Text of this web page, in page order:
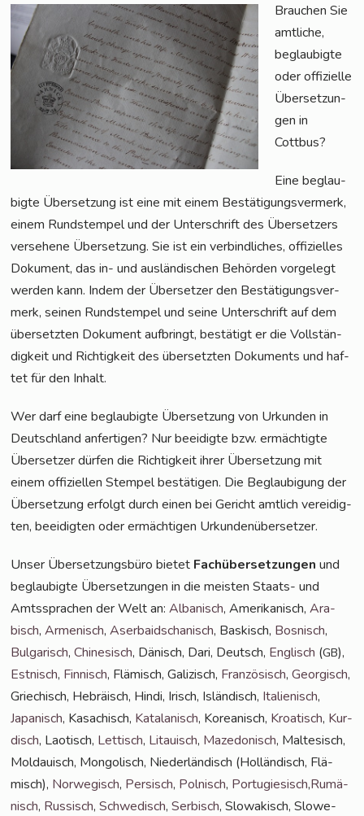
Brau­chen Sie
amt­li­che,
beglau­big­te
oder offi­zi­el­le
Über­set­zun­
gen in
Cottbus?
Eine beglau­
big­te Über­set­zung ist eine mit einem Bestä­ti­gungs­ver­merk,
einem Rund­s­tem­pel und der Unter­schrift des Über­set­zers
ver­se­he­ne Über­set­zung. Sie ist ein ver­bind­li­ches, offi­zi­el­les
Doku­ment, das in- und aus­län­di­schen Behör­den vor­ge­legt
wer­den kann. Indem der Über­set­zer den Bestä­ti­gungs­ver­
merk, sei­nen Rund­s­tem­pel und sei­ne Unter­schrift auf dem
über­setz­ten Doku­ment auf­bringt, bestä­tigt er die Voll­stän­
dig­keit und Rich­tig­keit des über­setz­ten Doku­ments und haf­
tet für den Inhalt.
Wer darf eine beglau­big­te Über­set­zung von Urkun­den in
Deutsch­land anfer­ti­gen? Nur beei­dig­te bzw. ermäch­tig­te
Über­set­zer dür­fen die Rich­tig­keit ihrer Über­set­zung mit
einem offi­zi­el­len Stem­pel bestä­ti­gen. Die Beglau­bi­gung der
Über­set­zung erfolgt durch einen bei Gericht amt­lich ver­ei­dig­
ten, beei­dig­ten oder ermäch­ti­gen Urkundenübersetzer.
Unser Über­set­zungs­bü­ro bie­tet Fach­über­set­zun­gen und
beglau­big­te Über­set­zun­gen in die meis­ten Staats- und
Amts­spra­chen der Welt an:Alba­nisch, Ame­ri­ka­nisch,Ara­
bisch,Arme­nisch,Aser­bai­dscha­nisch, Bas­kisch, Bos­nisch,
Bul­ga­risch,Chi­ne­sisch, Dänisch, Dari, Deutsch, Eng­lisch (GB),
Est­nisch, Fin­nisch, Flä­misch, Gali­zisch, Fran­zö­sisch,Geor­gisch,
Grie­chisch, Hebrä­isch, Hin­di, Irisch, Islän­disch, Ita­lie­nisch,
Japa­nisch, Kasa­chisch, Kata­la­nisch, Korea­nisch, Kroa­tisch, Kur­
disch, Lao­tisch, Let­tisch, Litau­isch, Maze­do­nisch, Mal­te­sisch,
Mol­dauisch, Mon­go­lisch, Nie­der­län­disch (Hol­län­disch, Flä­
misch), Nor­we­gisch, Per­sisch, Pol­nisch, Por­tu­gie­sisch,Rumä­
nisch, Rus­sisch,Schwe­disch,Ser­bisch, Slo­wa­kisch, Slo­we­